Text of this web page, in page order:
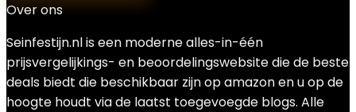
Over ons
Seinfestijn.nl is een moderne alles-in-één
prijsvergelijkings- en beoordelingswebsite die de beste
deals biedt die beschikbaar zijn op amazon en u op de
hoogte houdt via de laatst toegevoegde blogs. Alle